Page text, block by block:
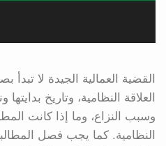
القضية العمالية الجيدة لا
العلاقة النظامية، وتاريخ بدايتها
وسبب النزاع، وما إذا كانت
النظامية. كما يجب فصل